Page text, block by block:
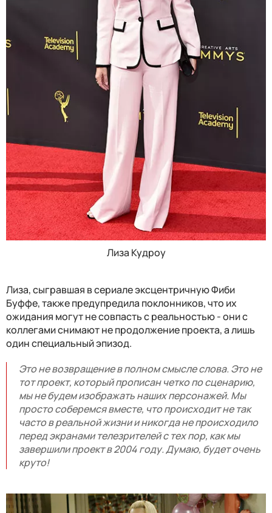
Лиза Кудроу
Лиза, сыгравшая в сериале эксцентричную Фиби
Буффе, также предупредила поклонников, что их
ожидания могут не совпасть с реальностью - они с
коллегами снимают не продолжение проекта, а лишь
один специальный эпизод.
Это не возвращение в полном смысле слова. Это не
тот проект, который прописан четко по сценарию,
мы не будем изображать наших персонажей. Мы
просто соберемся вместе, что происходит не так
часто в реальной жизни и никогда не происходило
перед экранами телезрителей с тех пор, как мы
завершили проект в 2004 году. Думаю, будет очень
круто!